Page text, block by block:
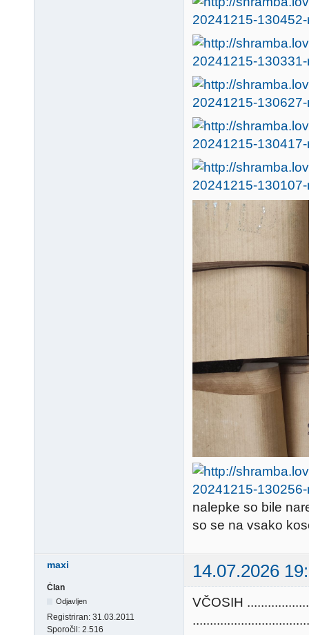
nalepke so bile
so se na vsako
maxi 14.07.2026
Član
Odjavljen
Registriran: 31.03.2011
Sporočil: 2.516
VČOSIH